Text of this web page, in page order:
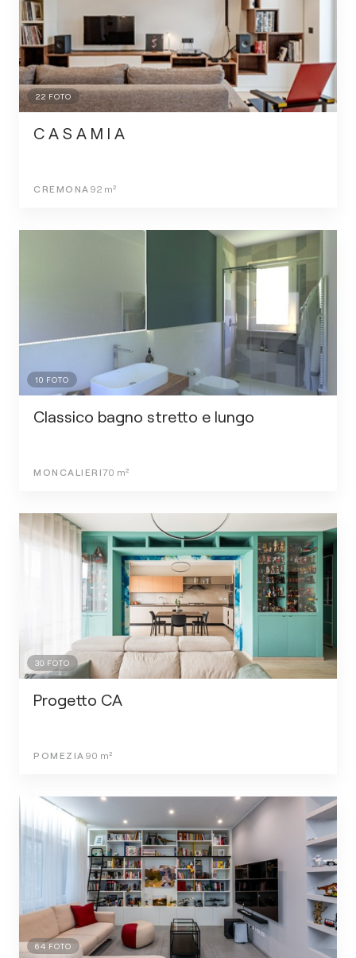
22 FOTO
C A S A M I A
CREMONA 92m²
10 FOTO
Classico bagno stretto e lungo
MONCALIERI70 m²
30 FOTO
Progetto CA
POMEZIA 90 m²
64 FOTO